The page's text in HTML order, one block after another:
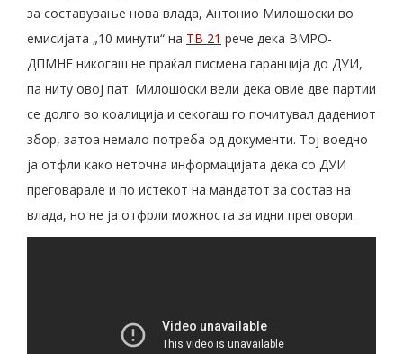
за составување нова влада, Антонио Милошоски во
емисијата „10 минути“ на ТВ 21 рече дека ВМРО-
ДПМНЕ никогаш не праќал писмена гаранција до ДУИ,
па ниту овој пат. Милошоски вели дека овие две партии
се долго во коалиција и секогаш го почитувал дадениот
збор, затоа немало потреба од документи. Тој воедно
ја отфли како неточна информацијата дека со ДУИ
преговарале и по истекот на мандатот за состав на
влада, но не ја отфрли можноста за идни преговори.